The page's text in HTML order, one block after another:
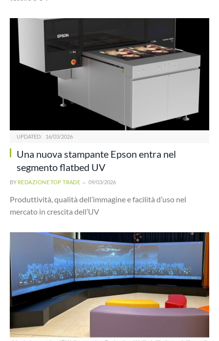
UPDATED: 16/03/2026
Una nuova stampante Epson entra nel
segmento flatbed UV
BY REDAZIONE TOP TRADE 09/03/2026
Produttività, qualità dell’immagine e facilità d’uso nel
mercato in crescita dell’UV